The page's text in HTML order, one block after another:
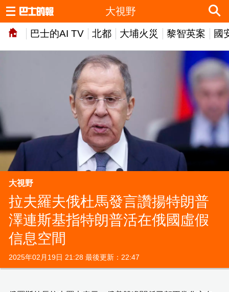
巴士的AI TV 北都 大埔火災 黎智英案 國
大視野
大視野
拉夫羅夫俄杜馬發言讚揚特朗普
澤連斯基指特朗普活在俄國虛假
信息空間
2025年02月19日 21:28 最後更新：22:47